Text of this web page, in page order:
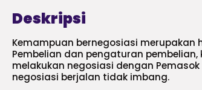
Deskripsi
Kemampuan bernegosiasi
Pembelian dan pengaturan
melakukan negosiasi dengan
negosiasi berjalan tidak imbang.